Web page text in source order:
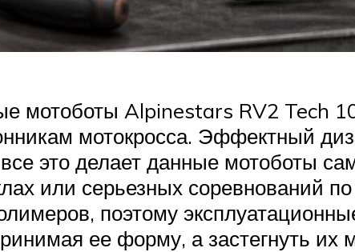
мотоботы Alpinestars RV2 Tech
мотокросса. Эффектный
все это делает данные мотоботы
или серьезных соревнований
поэтому
ее форму, а застегнуть